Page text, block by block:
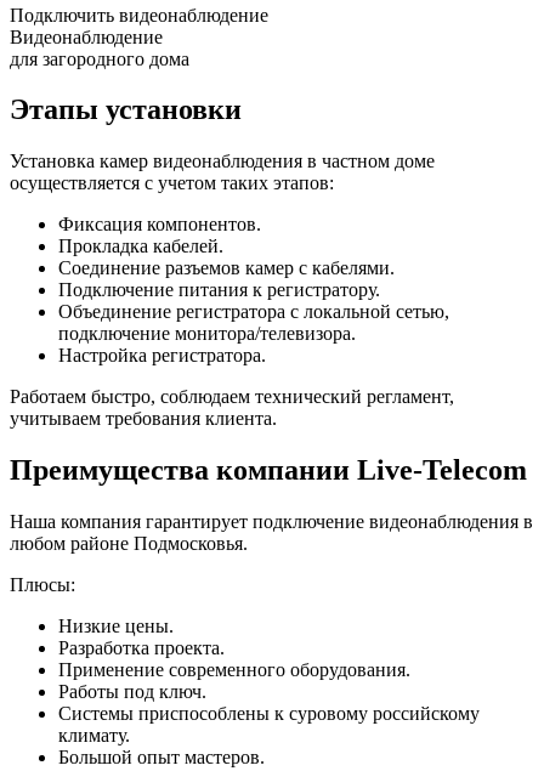
Подключить видеонаблюдение
Видеонаблюдение
для загородного дома
Этапы установки
Установка камер видеонаблюдения в частном доме
осуществляется с учетом таких этапов:
Фиксация компонентов.
Прокладка кабелей.
Соединение разъемов камер с кабелями.
Подключение питания к регистратору.
Объединение регистратора с локальной сетью,
подключение монитора/телевизора.
Настройка регистратора.
Работаем быстро, соблюдаем технический регламент,
учитываем требования клиента.
Преимущества компании Live-Telecom
Наша компания гарантирует подключение видеонаблюдения в
любом районе Подмосковья.
Плюсы:
Низкие цены.
Разработка проекта.
Применение современного оборудования.
Работы под ключ.
Системы приспособлены к суровому российскому
климату.
Большой опыт мастеров.